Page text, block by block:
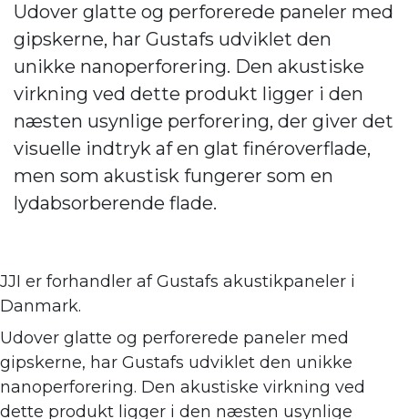
Udover glatte og perforerede paneler med
gipskerne, har Gustafs udviklet den
unikke nanoperforering. Den akustiske
virkning ved dette produkt ligger i den
næsten usynlige perforering, der giver det
visuelle indtryk af en glat finéroverflade,
men som akustisk fungerer som en
lydabsorberende flade.
JJI er forhandler afGustafs akustikpaneler i
Danmark.
Udover glatte og perforerede paneler med
gipskerne, har Gustafs udviklet den unikke
nanoperforering. Den akustiske virkning ved
dette produkt ligger i den næsten usynlige